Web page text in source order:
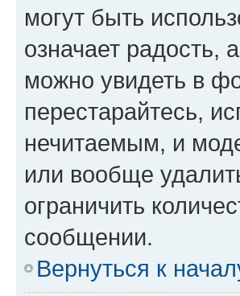
могут быть
означает радость,
можно увидеть в
перестарайтесь,
нечитаемым, и
или вообще
ограничить
сообщении.
Вернуться к